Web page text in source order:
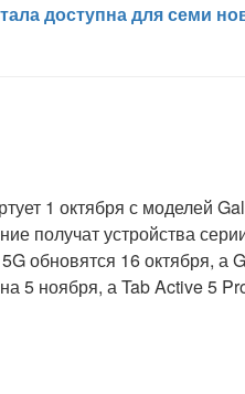
доступна для семи
1 октября с моделей
получат устройства
обновятся 16 октября,
5 ноября, а Tab Active 5